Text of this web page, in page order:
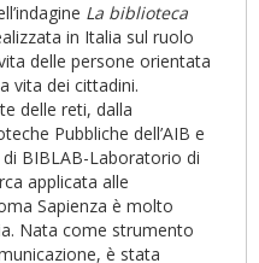
La biblioteca
in Italia sul ruolo
delle persone orientata
vita dei cittadini.
delle reti, dalla
Pubbliche dell’AIB e
BIBLAB-Laboratorio di
applicata alle
Sapienza è molto
Nata come strumento
è stata